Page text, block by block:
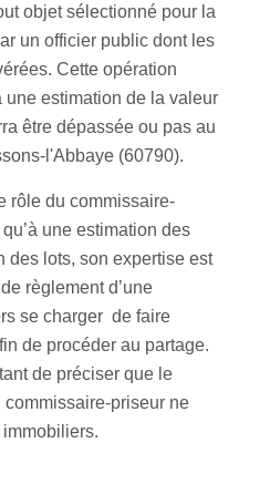
objet sélectionné pour la
un officier public dont les
Cette opération
estimation de la valeur
être dépassée ou pas au
l'Abbaye (60790).
rôle du commissaire-
une estimation des
des lots, son expertise est
règlement d’une
se charger de faire
de procéder au partage.
de préciser que le
commissaire-priseur ne